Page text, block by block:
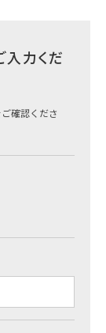
力くだ
確認くださ